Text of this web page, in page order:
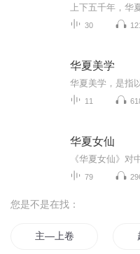
30
华夏美学
11
华夏女仙
79
您是不是在找：
主—上卷